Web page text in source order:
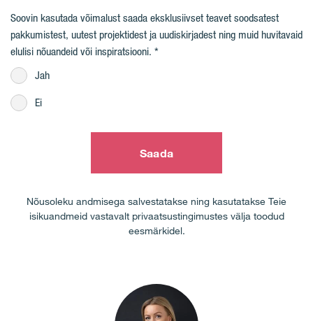
Soovin kasutada võimalust saada eksklusiivset teavet soodsatest
pakkumistest, uutest projektidest ja uudiskirjadest ning muid huvitavaid
elulisi nõuandeid või inspiratsiooni.
Jah
Ei
Saada
Nõusoleku andmisega salvestatakse ning kasutatakse Teie
isikuandmeid vastavalt privaatsustingimustes välja toodud
eesmärkidel.